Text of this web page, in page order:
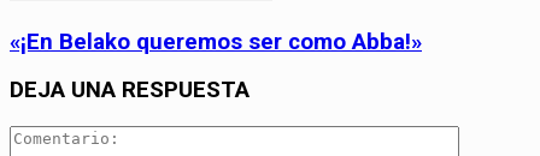
«¡En Belako queremos ser como Abba!»
DEJA UNA RESPUESTA